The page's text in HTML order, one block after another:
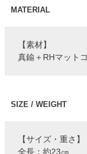
MATERIAL
【素材】
真鍮＋RHマット
SIZE / WEIGHT
【サイズ・重さ】
全長：約23㎝